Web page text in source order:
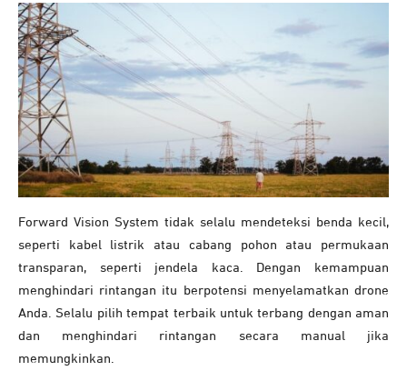
Forward Vision System tidak selalu mendeteksi benda kecil,
seperti kabel listrik atau cabang pohon atau permukaan
transparan, seperti jendela kaca. Dengan kemampuan
menghindari rintangan itu berpotensi menyelamatkan drone
Anda. Selalu pilih tempat terbaik untuk terbang dengan aman
dan menghindari rintangan secara manual jika
memungkinkan.